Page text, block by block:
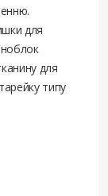
для
для
типу